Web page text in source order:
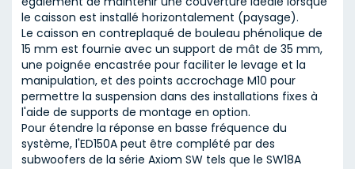
le caisson est installé horizontalement (paysage).
Le caisson en contreplaqué de bouleau phénolique de
15 mm est fournie avec un support de mât de 35 mm,
une poignée encastrée pour faciliter le levage et la
manipulation, et des points accrochage M10 pour
permettre la suspension dans des installations fixes à
l'aide de supports de montage en option.
Pour étendre la réponse en basse fréquence du
système, l'ED150A peut être complété par des
subwoofers de la série Axiom SW tels que le SW18A